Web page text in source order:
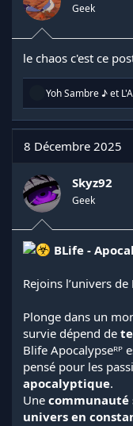
Geek
le chaos c'est ce
R
a
c
t
i
n
s
:
Yoh Sambre ♪et
8 Décembre 2025
Skyz92
Geek
BLife -
Rejoins l’univers de
Plonge dans un
survie dépend de
Blife Apocalypseᴿᴾ
pensé pour les
apocalyptique.
Une communauté
univers en